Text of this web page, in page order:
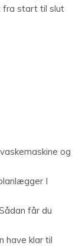
fra start til slut
og
I
får du
have klar til